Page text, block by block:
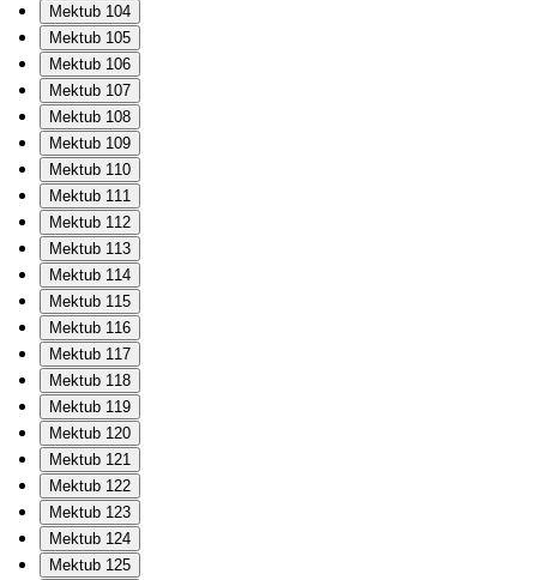
Mektub 104
Mektub 105
Mektub 106
Mektub 107
Mektub 108
Mektub 109
Mektub 110
Mektub 111
Mektub 112
Mektub 113
Mektub 114
Mektub 115
Mektub 116
Mektub 117
Mektub 118
Mektub 119
Mektub 120
Mektub 121
Mektub 122
Mektub 123
Mektub 124
Mektub 125